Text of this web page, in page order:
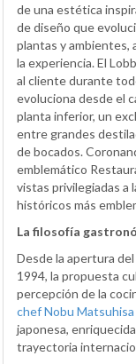
de una estética
de diseño que
plantas y ambientes,
la experiencia. El
al cliente durante
evoluciona desde el
planta inferior, un
entre grandes
de bocados.
emblemático
vistas privilegiadas a
históricos más
La filosofía
Desde la apertura
1994, la propuesta
percepción de la
chef Nobu Matsuhisa
japonesa,
trayectoria